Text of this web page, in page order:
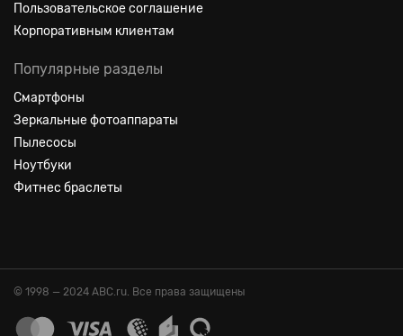
Пользовательское соглашение
Корпоративным клиентам
Популярные разделы
Смартфоны
Зеркальные фотоаппараты
Пылесосы
Ноутбуки
Фитнес браслеты
© 1998 — 2024 ABC.ru. Все права защищены